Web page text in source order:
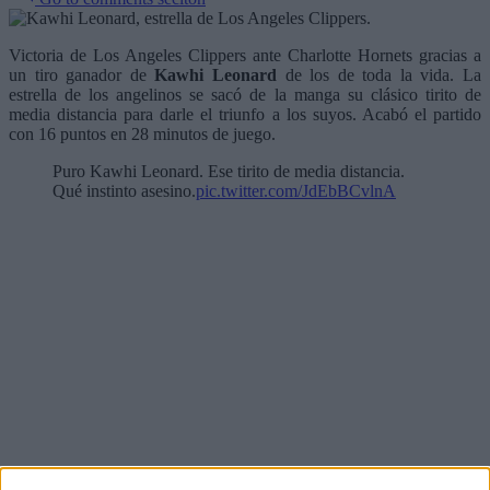
Victoria de Los Angeles Clippers ante Charlotte Hornets gracias a
un tiro ganador deKawhi Leonard de los de toda la vida. La
estrella de los angelinos se sacó de la manga su clásico tirito de
media distancia para darle el triunfo a los suyos. Acabó el partido
con 16 puntos en 28 minutos de juego.
Puro Kawhi Leonard. Ese tirito de media distancia.
Qué instinto asesino.pic.twitter.com/JdEbBCvlnA